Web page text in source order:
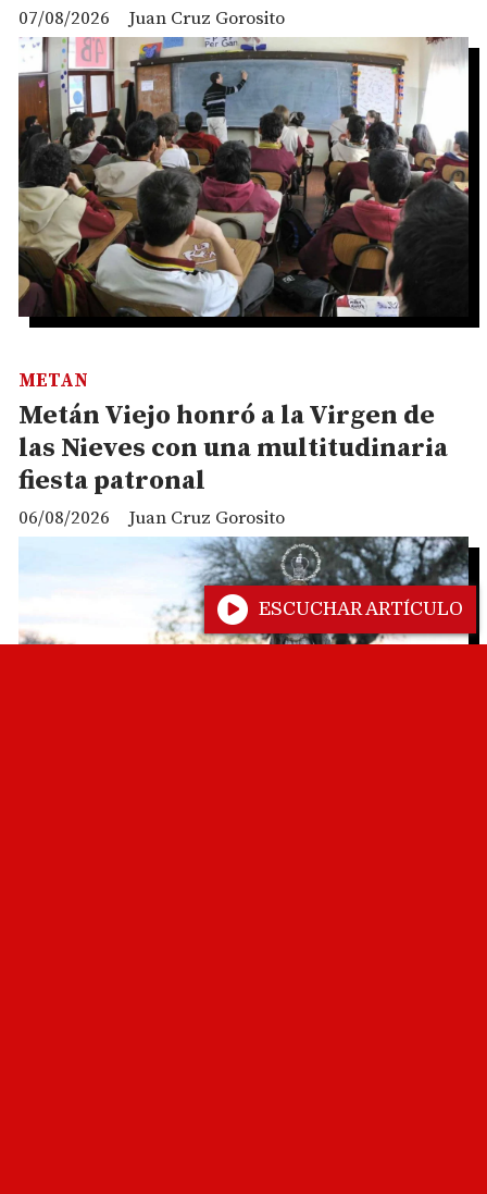
Juan Cruz Gorosito
07/08/2026
Metán Viejo honró a la Virgen de
las Nieves con una multitudinaria
fiesta patronal
Juan Cruz Gorosito
METAN
06/08/2026
ESCUCHAR ARTÍCULO